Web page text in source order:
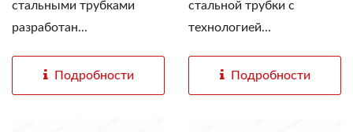
стальными трубками
разработан...
Подробности
стальной трубки с
технологией...
Подробности